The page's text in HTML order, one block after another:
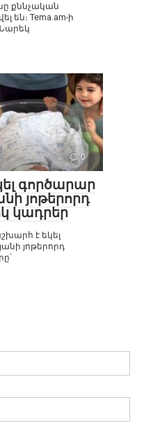
քննչական
են։ Tema.am-ի
0
գործարար
յոթերորդ
կադրեր
է եկել
յոթերորդ